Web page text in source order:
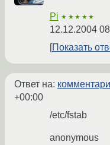
Pi ★★★★★
12.12.2004
Показать
Ответ на:
+00:00
/etc/fstab
anonymous